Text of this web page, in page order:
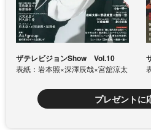
ザテレビジョンShow Vol.10
表紙：岩本照×深澤辰哉×宮舘涼太
プレゼントに